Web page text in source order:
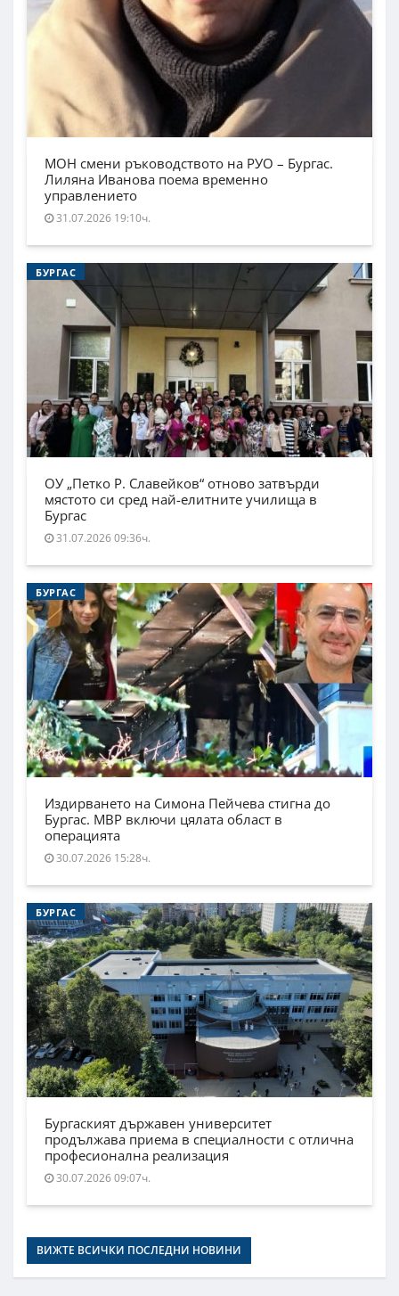
МОН смени ръководството на РУО – Бургас.
Лиляна Иванова поема временно
управлението
31.07.2026 19:10ч.
БУРГАС
ОУ „Петко Р. Славейков“ отново затвърди
мястото си сред най-елитните училища в
Бургас
31.07.2026 09:36ч.
БУРГАС
Издирването на Симона Пейчева стигна до
Бургас. МВР включи цялата област в
операцията
30.07.2026 15:28ч.
БУРГАС
Бургаският държавен университет
продължава приема в специалности с отлична
професионална реализация
30.07.2026 09:07ч.
ВИЖТЕ ВСИЧКИ ПОСЛЕДНИ НОВИНИ